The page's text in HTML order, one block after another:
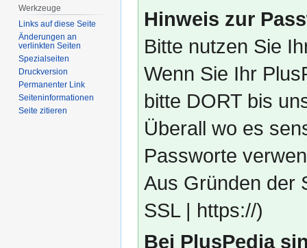
Hinweis zur
Bitte nutzen Sie
Wenn Sie Ihr
bitte DORT bis
Überall wo es
Passworte
Aus Gründen der
SSL | https://)
Bei PlusPedia
Werkzeuge
Links auf diese Seite
Änderungen an
verlinkten Seiten
Spezialseiten
Druckversion
Permanenter Link
Seiten­­informationen
Seite zitieren